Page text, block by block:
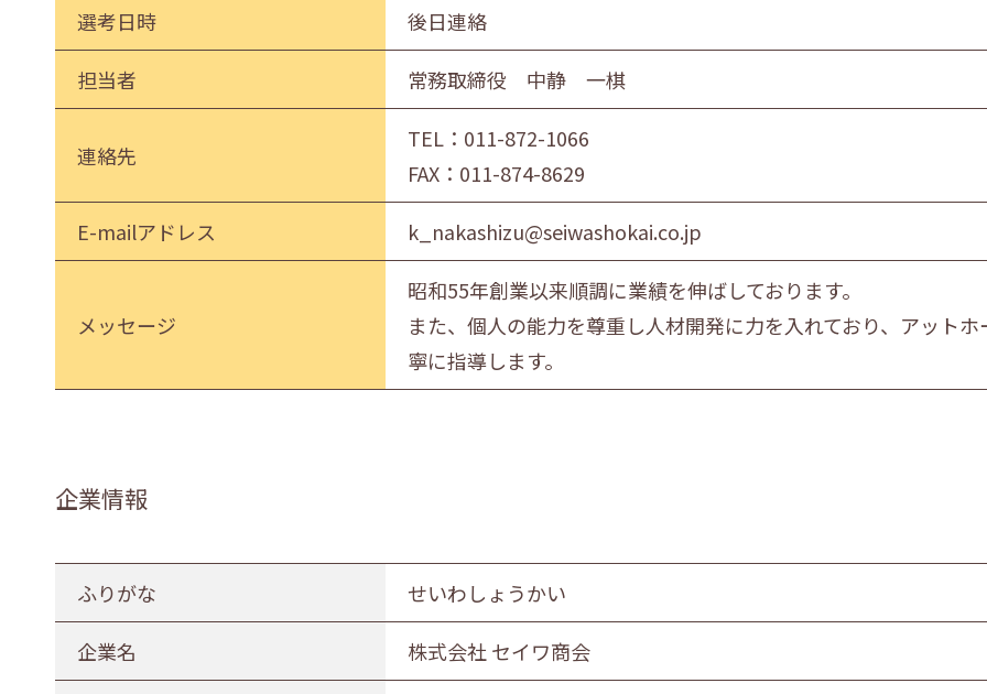
選考日時 後日連絡
担当者 常務取締役 中静 一棋
連絡先
TEL： 011-872-1066
FAX：011-874-8629
E-mailアドレス k_nakashizu@seiwashokai.co.jp
メッセージ
昭和55年創業以来順調に業績を伸ばしております。
また、個人の能力を尊重し人材開発に力を入れており、アット
寧に指導します。
企業情報
ふりがな せいわしょうかい
企業名 株式会社 セイワ商会